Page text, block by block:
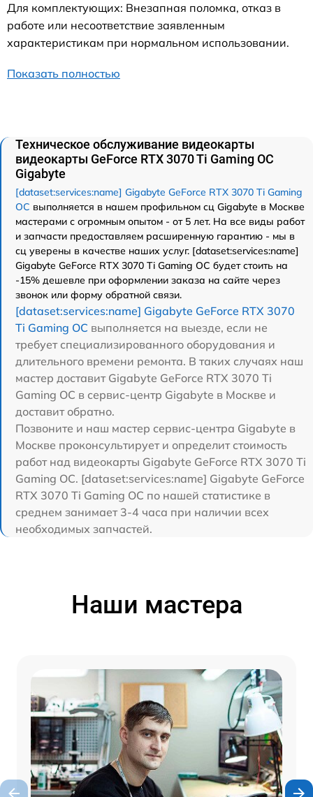
Для комплектующих: Внезапная поломка, отказ в
работе или несоответствие заявленным
характеристикам при нормальном использовании.
Показать полностью
Техническое обслуживание видеокарты
видеокарты GeForce RTX 3070 Ti Gaming OC
Gigabyte
[dataset:services:name] Gigabyte GeForce RTX 3070 Ti Gaming
OC выполняется в нашем профильном сц Gigabyte в Москве
мастерами с огромным опытом - от 5 лет. На все виды работ
и запчасти предоставляем расширенную гарантию - мы в
сц уверены в качестве наших услуг. [dataset:services:name]
Gigabyte GeForce RTX 3070 Ti Gaming OC будет стоить на
-15% дешевле при оформлении заказа на сайте через
звонок или форму обратной связи.
[dataset:services:name] Gigabyte GeForce RTX 3070
Ti Gaming OC выполняется на выезде, если не
требует специализированного оборудования и
длительного времени ремонта. В таких случаях наш
мастер доставит Gigabyte GeForce RTX 3070 Ti
Gaming OC в сервис-центр Gigabyte в Москве и
доставит обратно.
Позвоните и наш мастер сервис-центра Gigabyte в
Москве проконсультирует и определит стоимость
работ над видеокарты Gigabyte GeForce RTX 3070 Ti
Gaming OC. [dataset:services:name] Gigabyte GeForce
RTX 3070 Ti Gaming OC по нашей статистике в
среднем занимает 3-4 часа при наличии всех
необходимых запчастей.
Наши мастера